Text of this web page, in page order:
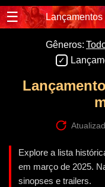
☰
Gêneros:
Explore a lista
em março de 2025.
sinopses e trailers.